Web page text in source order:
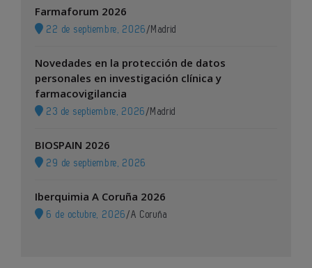
Farmaforum 2026
22 de septiembre, 2026 / Madrid
Novedades en la protección de datos
personales en investigación clínica y
farmacovigilancia
23 de septiembre, 2026 / Madrid
BIOSPAIN 2026
29 de septiembre, 2026
Iberquimia A Coruña 2026
6 de octubre, 2026 /A Coruña